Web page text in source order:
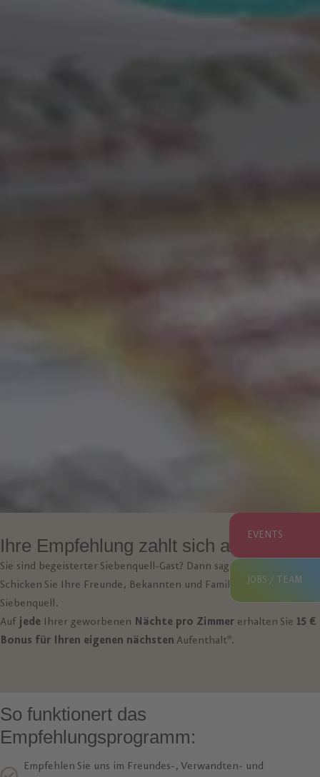
EVENTS
JOBS / TEAM
Ihre Empfehlung zahlt sich aus!
Sie sind begeisterter Siebenquell-Gast? Dann sagen Sie es weiter!
Schicken Sie Ihre Freunde, Bekannten und Familie auf ReiseZeit ins
Siebenquell.
Auf jede Ihrer geworbenen Nächte pro Zimmer erhalten Sie 15 €
Bonus für Ihren eigenen nächsten Aufenthalt*.
So funktionert das
Empfehlungsprogramm:
Empfehlen Sie uns im Freundes-, Verwandten- und